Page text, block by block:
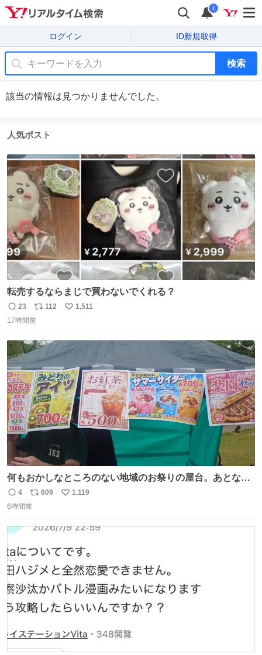
i
ログイン ID新規取得
検索
該当の情報は見つかりませんでした。
人気ポスト
転売するならまじで買わないでくれる？
返
信
23
リ
ポ
ト
数
112
い
数
1,511
17時間前
何もおかしなところのない地域のお祭りの屋台。あとなん
か割と聞き馴染みのあるBGMが流れてます #関広見まつり
#関広見まつり2026
返
信
4
リ
ポ
数
609
い
数
1,119
6時間前